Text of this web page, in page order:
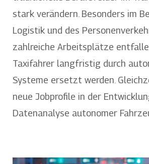
stark verändern. Besonders im
Logistik und des
zahlreiche Arbeitsplätze
Taxifahrer langfristig durch
Systeme ersetzt werden.
neue Jobprofile in der
Datenanalyse autonomer